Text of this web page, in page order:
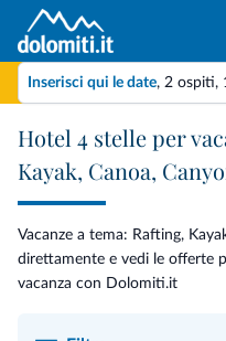
Inserisci qui le date, 2 ospiti,
Hotel 4 stelle per
Kayak, Canoa,
Vacanze a tema: Rafting,
direttamente e vedi le offerte
vacanza con Dolomiti.it